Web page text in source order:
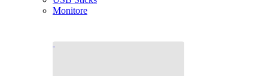
Monitore